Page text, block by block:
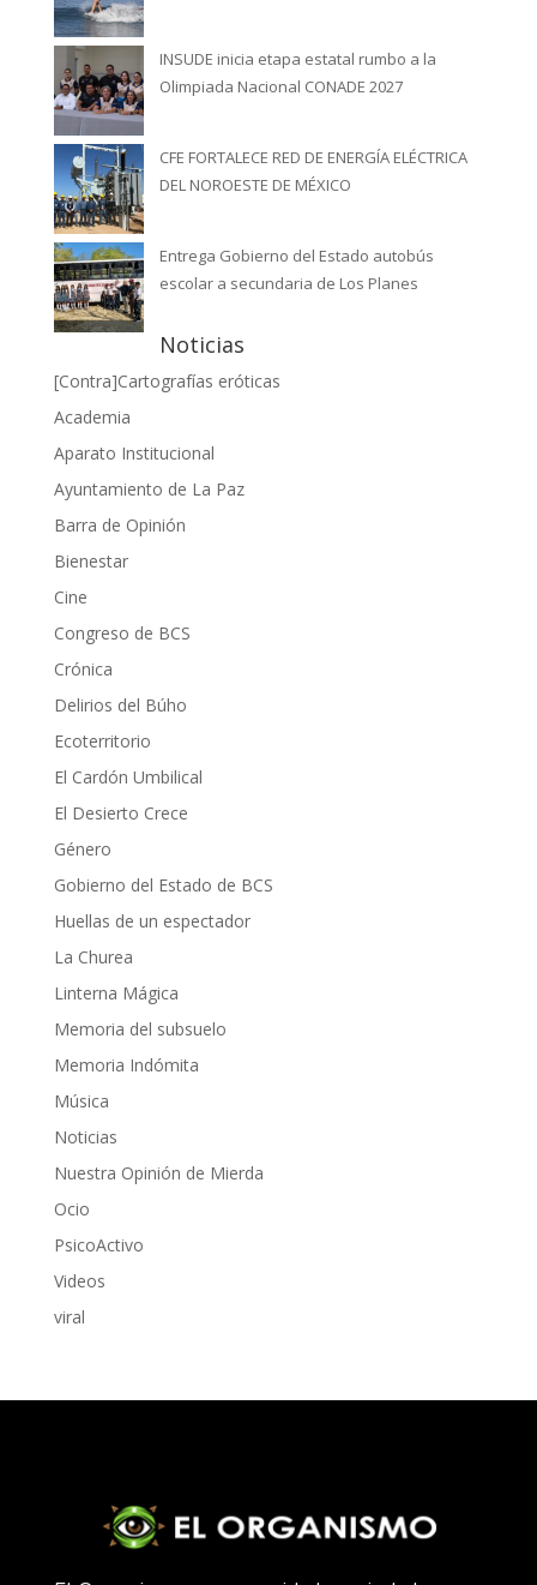
INSUDE inicia etapa estatal rumbo a la
Olimpiada Nacional CONADE 2027
CFE FORTALECE RED DE ENERGÍA ELÉCTRICA
DEL NOROESTE DE MÉXICO
Entrega Gobierno del Estado autobús
escolar a secundaria de Los Planes
Noticias
[Contra]Cartografías eróticas
Academia
Aparato Institucional
Ayuntamiento de La Paz
Barra de Opinión
Bienestar
Cine
Congreso de BCS
Crónica
Delirios del Búho
Ecoterritorio
El Cardón Umbilical
El Desierto Crece
Género
Gobierno del Estado de BCS
Huellas de un espectador
La Churea
Linterna Mágica
Memoria del subsuelo
Memoria Indómita
Música
Noticias
Nuestra Opinión de Mierda
Ocio
PsicoActivo
Videos
viral